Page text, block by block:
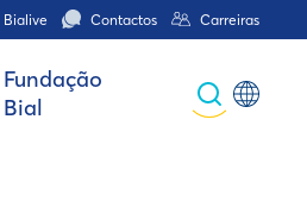
Bialive Contactos Carreiras
Fundação
Bial